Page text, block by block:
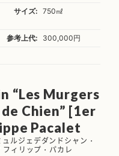
サイズ: 750㎖
参考上代:
300,000円
“Les Murgers
Chien” [1er
Pacalet
ルジェデダンドシャン・
ィリップ・パカレ